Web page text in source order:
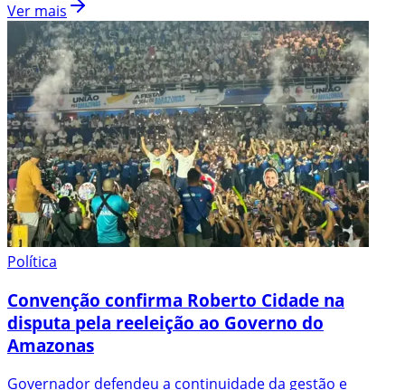
Ver mais
Política
Convenção confirma Roberto Cidade na
disputa pela reeleição ao Governo do
Amazonas
Governador defendeu a continuidade da gestão e